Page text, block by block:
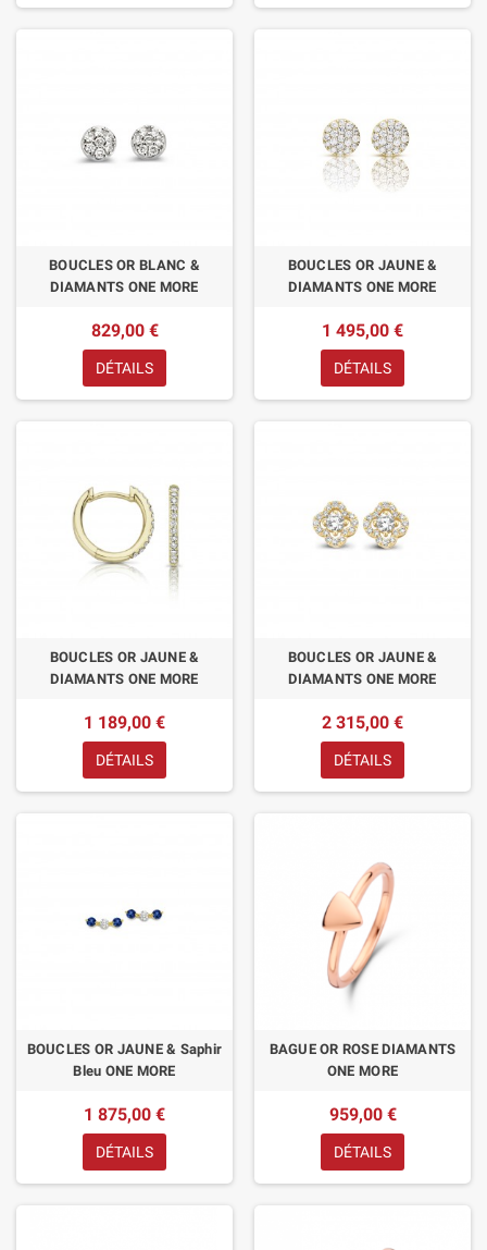
BOUCLES OR BLANC &
DIAMANTS ONE MORE
829,00 €
DÉTAILS
BOUCLES OR JAUNE &
DIAMANTS ONE MORE
1 495,00 €
DÉTAILS
BOUCLES OR JAUNE &
DIAMANTS ONE MORE
1 189,00 €
DÉTAILS
BOUCLES OR JAUNE &
DIAMANTS ONE MORE
2 315,00 €
DÉTAILS
BOUCLES OR JAUNE & Saphir
Bleu ONE MORE
1 875,00 €
DÉTAILS
BAGUE OR ROSE DIAMANTS
ONE MORE
959,00 €
DÉTAILS